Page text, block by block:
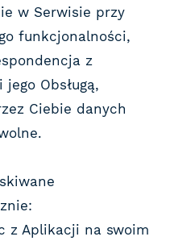
w Serwisie przy
funkcjonalności,
z
Obsługą,
Ciebie danych
z Aplikacji na swoim